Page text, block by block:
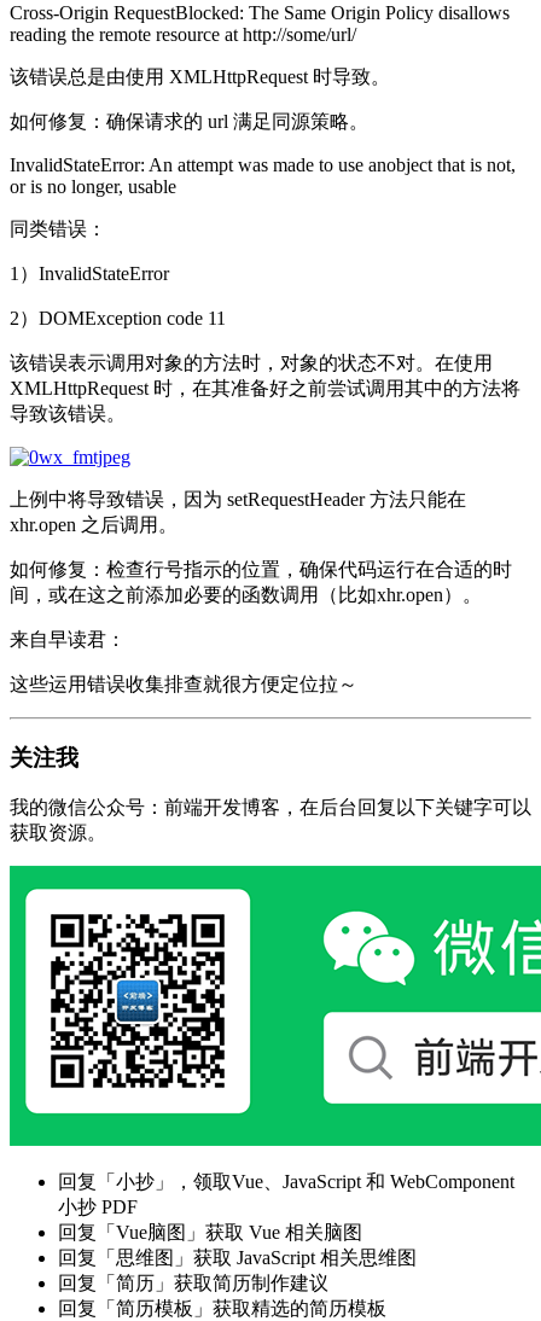
Cross-Origin RequestBlocked: The Same Origin Policy disallows
reading the remote resource at http://some/url/
该错误总是由使用 XMLHttpRequest 时导致。
如何修复：确保请求的 url 满足同源策略。
InvalidStateError: An attempt was made to use anobject that is not,
or is no longer, usable
同类错误：
1）InvalidStateError
2）DOMException code 11
该错误表示调用对象的方法时，对象的状态不对。在使用
XMLHttpRequest 时，在其准备好之前尝试调用其中的方法将
导致该错误。
上例中将导致错误，因为 setRequestHeader 方法只能在
xhr.open 之后调用。
如何修复：检查行号指示的位置，确保代码运行在合适的时
间，或在这之前添加必要的函数调用（比如xhr.open）。
来自早读君：
这些运用错误收集排查就很方便定位拉～
关注我
我的微信公众号：前端开发博客，在后台回复以下关键字可以
获取资源。
回复「小抄」，领取Vue、JavaScript 和 WebComponent
小抄 PDF
回复「Vue脑图」获取 Vue 相关脑图
回复「思维图」获取 JavaScript 相关思维图
回复「简历」获取简历制作建议
回复「简历模板」获取精选的简历模板